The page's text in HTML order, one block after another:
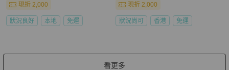
現折 2,000
狀況良好 本地 免運
現折 2,000
狀況尚可 香港 免運
看更多